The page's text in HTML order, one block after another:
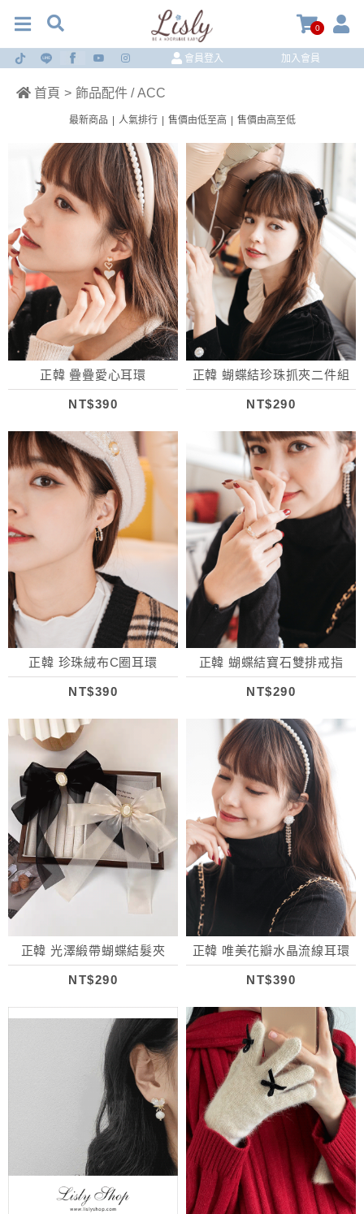
0
會員登入 加入會員
首頁 > 飾品配件 / ACC
最新商品 人氣排行 售價由低至高 售價由高至低
正韓 疊疊愛心耳環
NT$390
正韓 蝴蝶結珍珠抓夾二件組
NT$290
正韓 珍珠絨布C圈耳環
NT$390
正韓 蝴蝶結寶石雙排戒指
NT$290
正韓 光澤緞帶蝴蝶結髮夾
NT$290
正韓 唯美花瓣水晶流線耳環
NT$390